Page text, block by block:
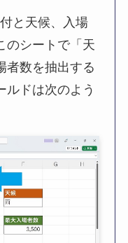
と天候、入場
のシートで「天
者数を抽出する
ルドは次のよう